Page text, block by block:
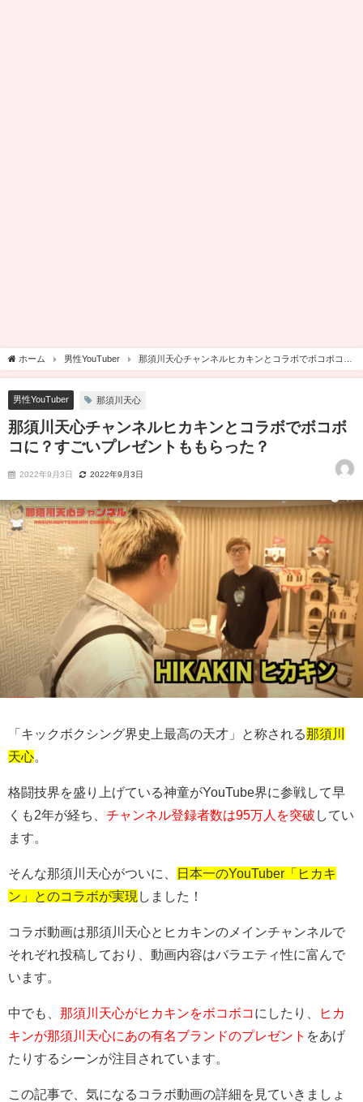
ホーム 男性YouTuber
那須川天心チャンネルヒカキンとコラボでボコボコ
に？すごいプレゼントももらった？
男性YouTuber 那須川天心
那須川天心チャンネルヒカキンとコラボでボコボ
コに？すごいプレゼントももらった？
2022年9月3日 2022年9月3日
「キックボクシング界史上最高の天才」と称される那須川
天心。
格闘技界を盛り上げている神童がYouTube界に参戦して早
くも2年が経ち、 チャンネル登録者数は95万人を突破 してい
ます。
そんな那須川天心がついに、
日本一のYouTuber「ヒカキ
ン」とのコラボが実現 しました！
コラボ動画は那須川天心とヒカキンのメインチャンネルで
それぞれ投稿しており、動画内容はバラエティ性に富んで
います。
中でも、 那須川天心がヒカキンをボコボコ にしたり、
ヒカ
キンが那須川天心にあの有名ブランドのプレゼント をあげ
たりするシーンが注目されています。
この記事で、気になるコラボ動画の詳細を見ていきましょ